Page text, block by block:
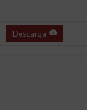
Descarga